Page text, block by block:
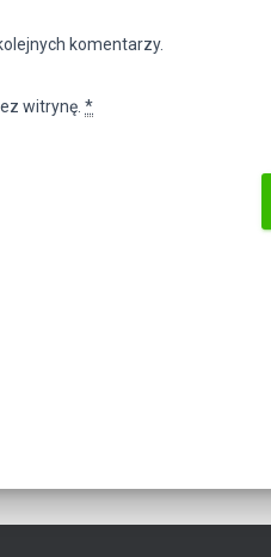
komentarzy.
witrynę. *